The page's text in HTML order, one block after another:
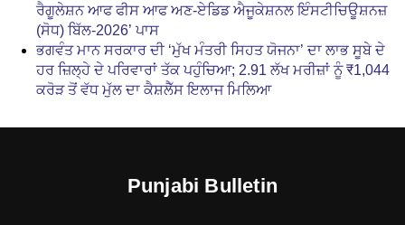
ਰੈਗੂਲੇਸ਼ਨ ਆਫ ਫੀਸ ਆਫ ਅਣ-ਏਡਿਡ ਐਜੂਕੇਸ਼ਨਲ ਇੰਸਟੀਚਿਊਸ਼ਨਜ਼
(ਸੋਧ) ਬਿੱਲ-2026’ ਪਾਸ
ਭਗਵੰਤ ਮਾਨ ਸਰਕਾਰ ਦੀ ‘ਮੁੱਖ ਮੰਤਰੀ ਸਿਹਤ ਯੋਜਨਾ’ ਦਾ ਲਾਭ ਸੂਬੇ ਦੇ
ਹਰ ਜ਼ਿਲ੍ਹੇ ਦੇ ਪਰਿਵਾਰਾਂ ਤੱਕ ਪਹੁੰਚਿਆ; 2.91 ਲੱਖ ਮਰੀਜ਼ਾਂ ਨੂੰ ₹1,044
ਕਰੋੜ ਤੋਂ ਵੱਧ ਮੁੱਲ ਦਾ ਕੈਸ਼ਲੈੱਸ ਇਲਾਜ ਮਿਲਿਆ
Punjabi Bulletin